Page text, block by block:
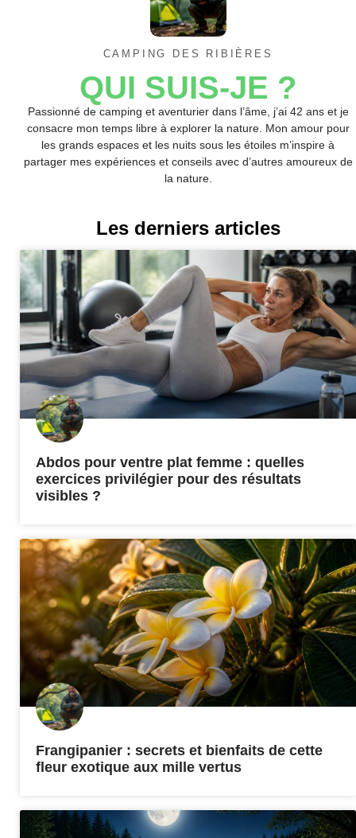
CAMPING DES RIBIÈRES
QUI SUIS-JE ?
Passionné de camping et aventurier dans l’âme, j’ai 42 ans et je
consacre mon temps libre à explorer la nature. Mon amour pour
les grands espaces et les nuits sous les étoiles m’inspire à
partager mes expériences et conseils avec d’autres amoureux de
la nature.
Les derniers articles
Abdos pour ventre plat femme : quelles
exercices privilégier pour des résultats
visibles ?
Frangipanier : secrets et bienfaits de cette
fleur exotique aux mille vertus